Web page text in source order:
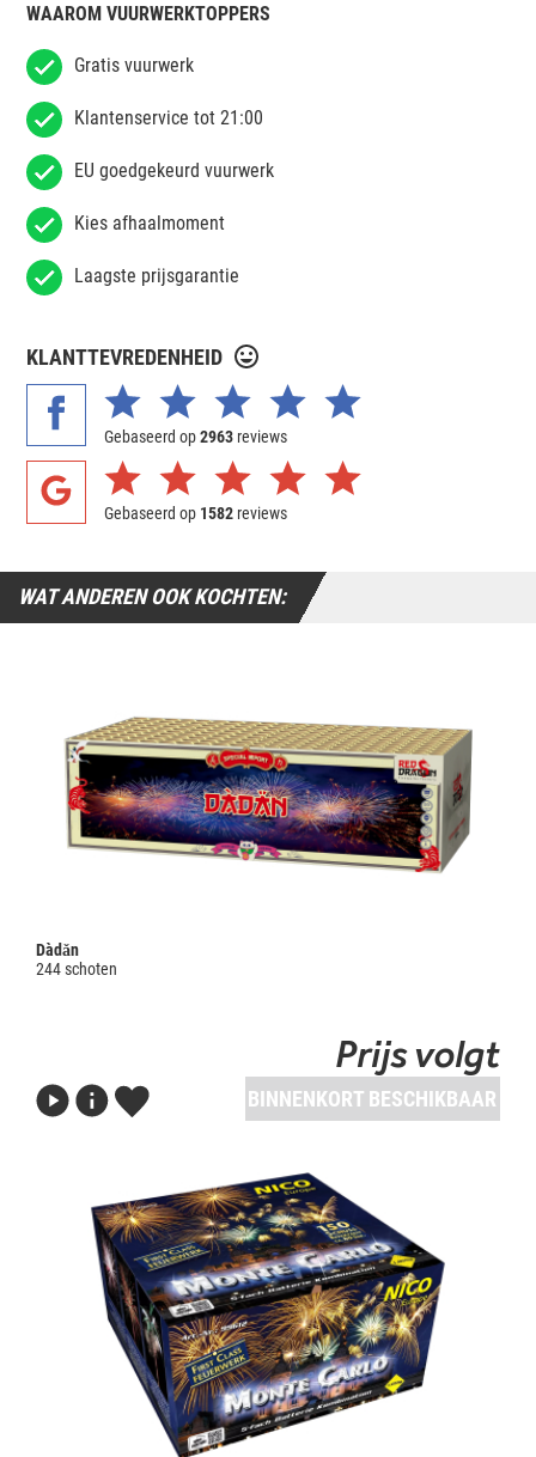
WAAROM VUURWERKTOPPERS
Gratis vuurwerk
Klantenservice tot 21:00
EU goedgekeurd vuurwerk
Kies afhaalmoment
Laagste prijsgarantie
KLANTTEVREDENHEID
Gebaseerd op2963 reviews
Gebaseerd op 1582 reviews
WAT ANDEREN OOK KOCHTEN:
Dàdǎn
244 schoten
Prijs volgt
BINNENKORT BESCHIKBAAR